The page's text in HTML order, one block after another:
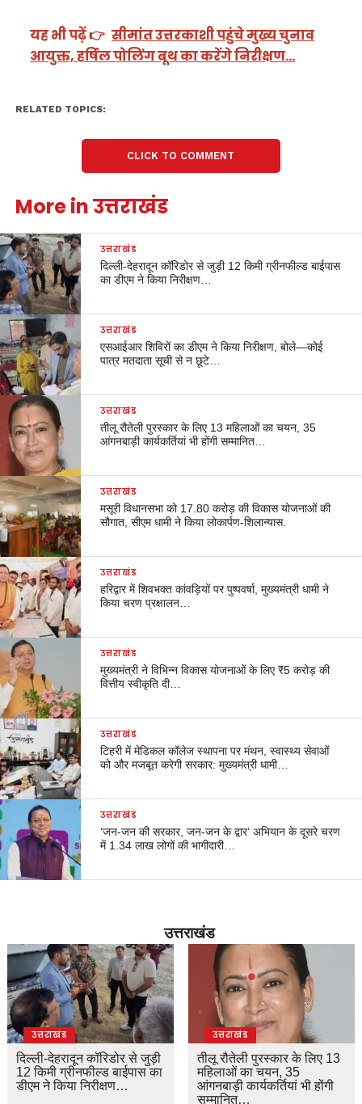
यह भी पढ़ें 👉 सीमांत उत्तरकाशी पहुंचे मुख्य चुनाव
आयुक्त, हर्षिल पोलिंग बूथ का करेंगे निरीक्षण…
RELATED TOPICS:
CLICK TO COMMENT
More in उत्तराखंड
उत्तराखंड
दिल्ली-देहरादून कॉरिडोर से जुड़ी 12 किमी ग्रीनफील्ड बाईपास
का डीएम ने किया निरीक्षण…
उत्तराखंड
एसआईआर शिविरों का डीएम ने किया निरीक्षण, बोले—कोई
पात्र मतदाता सूची से न छूटे…
उत्तराखंड
तीलू रौतेली पुरस्कार के लिए 13 महिलाओं का चयन, 35
आंगनबाड़ी कार्यकर्तियां भी होंगी सम्मानित…
उत्तराखंड
मसूरी विधानसभा को 17.80 करोड़ की विकास योजनाओं की
सौगात, सीएम धामी ने किया लोकार्पण-शिलान्यास.
उत्तराखंड
हरिद्वार में शिवभक्त कांवड़ियों पर पुष्पवर्षा, मुख्यमंत्री धामी ने
किया चरण प्रक्षालन…
उत्तराखंड
मुख्यमंत्री ने विभिन्न विकास योजनाओं के लिए ₹5 करोड़ की
वित्तीय स्वीकृति दी…
उत्तराखंड
टिहरी में मेडिकल कॉलेज स्थापना पर मंथन, स्वास्थ्य सेवाओं
को और मजबूत करेगी सरकार: मुख्यमंत्री धामी…
उत्तराखंड
‘जन-जन की सरकार, जन-जन के द्वार’ अभियान के दूसरे चरण
में 1.34 लाख लोगों की भागीदारी…
उत्तराखंड
उत्तराखंड
दिल्ली-देहरादून कॉरिडोर से जुड़ी
12 किमी ग्रीनफील्ड बाईपास का
डीएम ने किया निरीक्षण…
उत्तराखंड
तीलू रौतेली पुरस्कार के लिए 13
महिलाओं का चयन, 35
आंगनबाड़ी कार्यकर्तियां भी होंगी
सम्मानित…